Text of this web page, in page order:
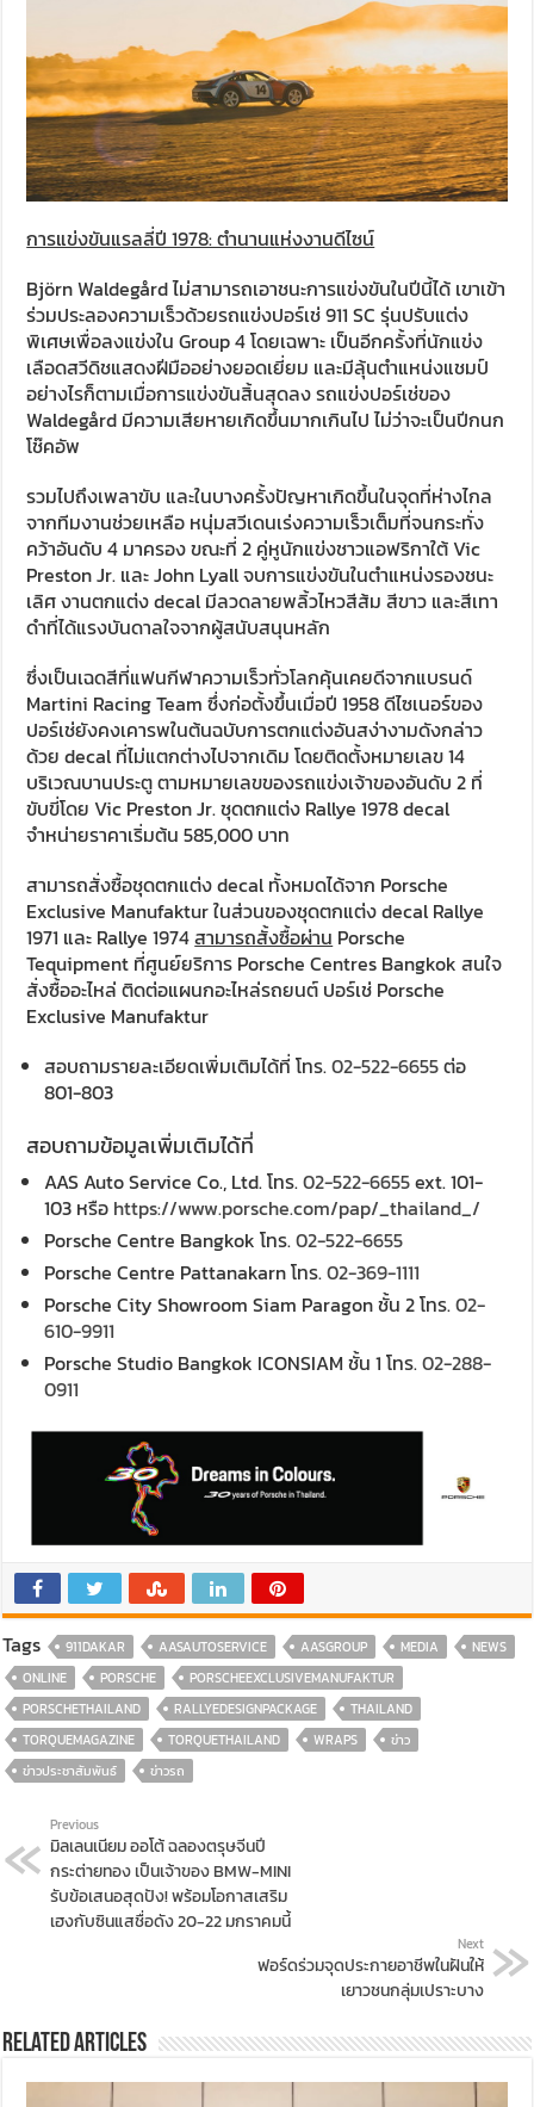
การแข่งขันแรลลี่ปี 1978: ตำนานแห่งงานดีไซน์
Björn Waldegård ไม่สามารถเอาชนะการแข่งขันในปีนี้ได้ เขาเข้า
ร่วมประลองความเร็วด้วยรถแข่งปอร์เช่ 911 SC รุ่นปรับแต่ง
พิเศษเพื่อลงแข่งใน Group 4 โดยเฉพาะ เป็นอีกครั้งที่นักแข่ง
เลือดสวีดิชแสดงฝีมืออย่างยอดเยี่ยม และมีลุ้นตำแหน่งแชมป์
อย่างไรก็ตามเมื่อการแข่งขันสิ้นสุดลง รถแข่งปอร์เช่ของ
Waldegård มีความเสียหายเกิดขึ้นมากเกินไป ไม่ว่าจะเป็นปีกนก
โช๊คอัพ
รวมไปถึงเพลาขับ และในบางครั้งปัญหาเกิดขึ้นในจุดที่ห่างไกล
จากทีมงานช่วยเหลือ หนุ่มสวีเดนเร่งความเร็วเต็มที่จนกระทั่ง
คว้าอันดับ 4 มาครอง ขณะที่ 2 คู่หูนักแข่งชาวแอฟริกาใต้ Vic
Preston Jr. และ John Lyall จบการแข่งขันในตำแหน่งรองชนะ
เลิศ งานตกแต่ง decal มีลวดลายพลิ้วไหวสีส้ม สีขาว และสีเทา
ดำที่ได้แรงบันดาลใจจากผู้สนับสนุนหลัก
ซึ่งเป็นเฉดสีที่แฟนกีฬาความเร็วทั่วโลกคุ้นเคยดีจากแบรนด์
Martini Racing Team ซึ่งก่อตั้งขึ้นเมื่อปี 1958 ดีไซเนอร์ของ
ปอร์เช่ยังคงเคารพในต้นฉบับการตกแต่งอันสง่างามดังกล่าว
ด้วย decal ที่ไม่แตกต่างไปจากเดิม โดยติดตั้งหมายเลข 14
บริเวณบานประตู ตามหมายเลขของรถแข่งเจ้าของอันดับ 2 ที่
ขับขี่โดย Vic Preston Jr. ชุดตกแต่ง Rallye 1978 decal
จำหน่ายราคาเริ่มต้น 585,000 บาท
สามารถสั่งซื้อชุดตกแต่ง decal ทั้งหมดได้จาก Porsche
Exclusive Manufaktur ในส่วนของชุดตกแต่ง decal Rallye
1971 และ Rallye 1974สามารถสั้งซื้อผ่าน Porsche
Tequipment ที่ศูนย์ยริการ Porsche Centres Bangkok สนใจ
สั่งซื้ออะไหล่ ติดต่อแผนกอะไหล่รถยนต์ ปอร์เช่ Porsche
Exclusive Manufaktur
สอบถามรายละเอียดเพิ่มเติมได้ที่ โทร.02-522-6655ต่อ
801-803
สอบถามข้อมูลเพิ่มเติมได้ที่
AAS Auto Service Co., Ltd. โทร.02-522-6655ext. 101-
103 หรือ https://www.porsche.com/pap/_thailand_/
Porsche Centre Bangkok โทร.02-522-6655
Porsche Centre Pattanakarn โทร.02-369-1111
Porsche City Showroom Siam Paragon ชั้น 2 โทร.02-
610-9911
Porsche Studio Bangkok ICONSIAM ชั้น 1 โทร.02-288-
0911
Tags 911DAKAR AASAUTOSERVICE AASGROUP MEDIA
NEWS
ONLINE
PORSCHE
PORSCHEEXCLUSIVEMANUFAKTUR
PORSCHETHAILAND
RALLYEDESIGNPACKAGE
THAILAND
TORQUEMAGAZINE
TORQUETHAILAND WRAPS
ข่าว
ข่าวประชาสัมพันธ์
ข่าวรถ
Previous
มิลเลนเนียม ออโต้ ฉลองตรุษจีนปี
กระต่ายทอง เป็นเจ้าของ BMW-MINI
รับข้อเสนอสุดปัง! พร้อมโอกาสเสริม
เฮงกับซินแสชื่อดัง 20-22 มกราคมนี้
Next
ฟอร์ดร่วมจุดประกายอาชีพในฝันให้
เยาวชนกลุ่มเปราะบาง
Related Articles